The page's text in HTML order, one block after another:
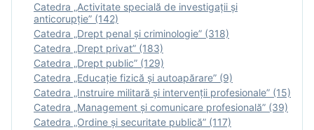
Catedra „Activitate specială de investigaţii şi
anticorupție” (142)
Catedra „Drept penal și criminologie” (318)
Catedra „Drept privat” (183)
Catedra „Drept public” (129)
Catedra „Educație fizică şi autoapărare” (9)
Catedra „Instruire militară şi intervenţii profesionale” (15)
Catedra „Management și comunicare profesională” (39)
Catedra „Ordine și securitate publică” (117)